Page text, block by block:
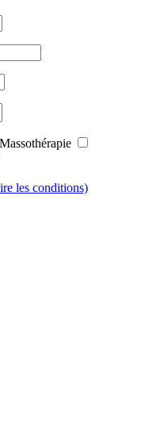
Massothérapie
les conditions)